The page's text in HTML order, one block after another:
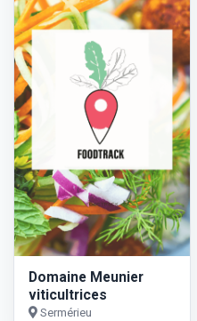
Domaine Meunier
viticultrices
Sermérieu